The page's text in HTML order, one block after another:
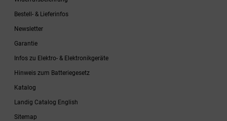
Bestell- & Lieferinfos
Newsletter
Garantie
Infos zu Elektro- & Elektronikgeräte
Hinweis zum Batteriegesetz
Katalog
Landig Catalog English
Sitemap